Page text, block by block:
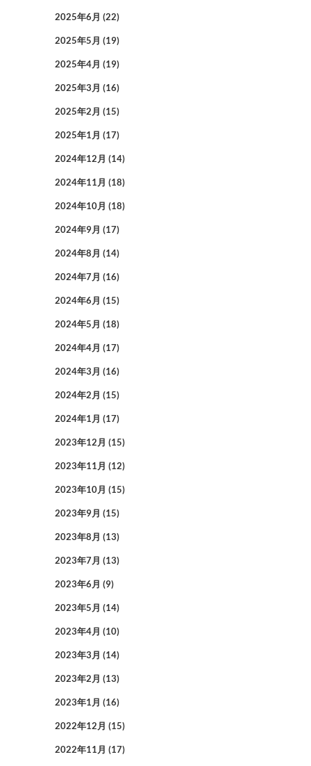
2025年6月 (22)
2025年5月 (19)
2025年4月 (19)
2025年3月 (16)
2025年2月 (15)
2025年1月 (17)
2024年12月 (14)
2024年11月 (18)
2024年10月 (18)
2024年9月 (17)
2024年8月 (14)
2024年7月 (16)
2024年6月 (15)
2024年5月 (18)
2024年4月 (17)
2024年3月 (16)
2024年2月 (15)
2024年1月 (17)
2023年12月 (15)
2023年11月 (12)
2023年10月 (15)
2023年9月 (15)
2023年8月 (13)
2023年7月 (13)
2023年6月 (9)
2023年5月 (14)
2023年4月 (10)
2023年3月 (14)
2023年2月 (13)
2023年1月 (16)
2022年12月 (15)
2022年11月 (17)